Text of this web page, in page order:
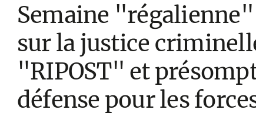
Semaine "régalienne"
sur la justice
"RIPOST" et
défense pour les